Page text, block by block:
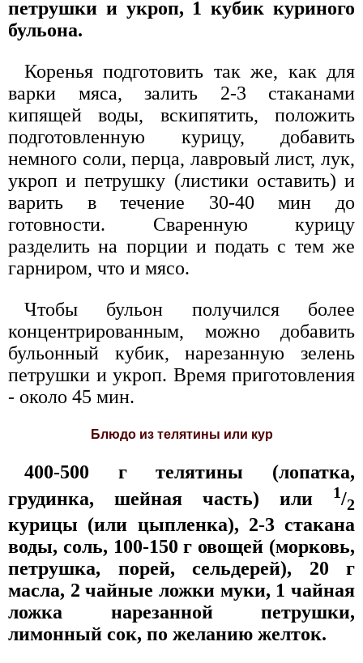
петрушки и укроп, 1 кубик куриного
бульона.
Коренья подготовить так же, как для
варки мяса, залить 2-3 стаканами
кипящей воды, вскипятить, положить
подготовленную курицу, добавить
немного соли, перца, лавровый лист, лук,
укроп и петрушку (листики оставить) и
варить в течение 30-40 мин до
готовности. Сваренную курицу
разделить на порции и подать с тем же
гарниром, что и мясо.
Чтобы бульон получился более
концентрированным, можно добавить
бульонный кубик, нарезанную зелень
петрушки и укроп. Время приготовления
- около 45 мин.
Блюдо из телятины или кур
400-500 г телятины (лопатка,
грудинка, шейная часть) или
1/2
курицы (или цыпленка), 2-3 стакана
воды, соль, 100-150 г овощей (морковь,
петрушка, порей, сельдерей), 20 г
масла, 2 чайные ложки муки, 1 чайная
ложка нарезанной петрушки,
лимонный сок, по желанию желток.